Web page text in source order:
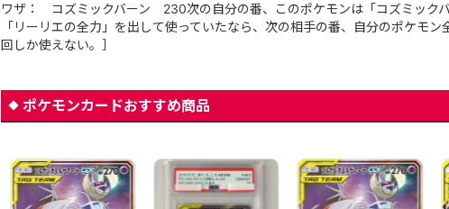
ワザ： コズミックバーン 230次の自分の番、このポケモンは「コズミッ
「リーリエの全力」を出して使っていたなら、次の相手の番、自分のポケモ
回しか使えない。］
ポケモンカードおすすめ商品